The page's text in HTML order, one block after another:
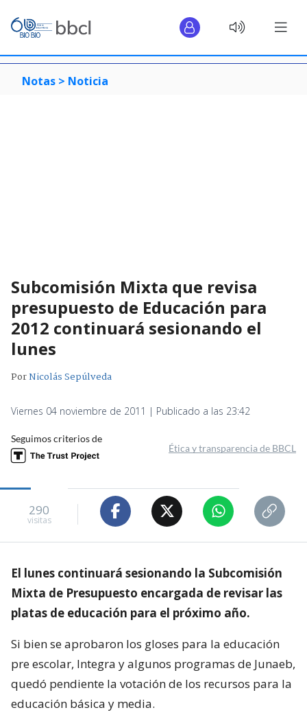
Notas > Noticia
Subcomisión Mixta que revisa
presupuesto de Educación para
2012 continuará sesionando el
lunes
PorNicolás Sepúlveda
Viernes 04 noviembre de 2011 | Publicado a las 23:42
Seguimos criterios de
Ética y transparencia de BBCL
290
visitas
El lunes continuará sesionando la Subcomisión
Mixta de Presupuesto encargada de revisar las
platas de educación para el próximo año.
Si bien se aprobaron los gloses para la educación
pre escolar, Integra y algunos programas de Junaeb,
quedó pendiente la votación de los recursos para la
educación básica y media.